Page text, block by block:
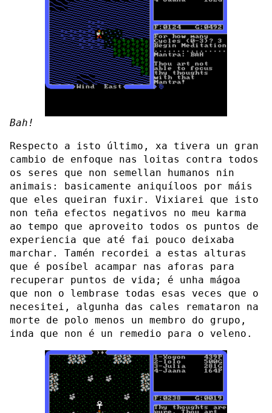
Bah!
Respecto a isto último, xa tivera un gran
cambio de enfoque nas loitas contra todos
os seres que non semellan humanos nin
animais: basicamente aniquíloos por máis
que eles queiran fuxir. Vixiarei que isto
non teña efectos negativos no meu karma
ao tempo que aproveito todos os puntos de
experiencia que até fai pouco deixaba
marchar. Tamén recordei a estas alturas
que é posíbel acampar nas aforas para
recuperar puntos de vida; é unha mágoa
que non o lembrase todas esas veces que o
necesitei, algunha das cales remataron na
morte de polo menos un membro do grupo,
inda que non é un remedio para o veleno.